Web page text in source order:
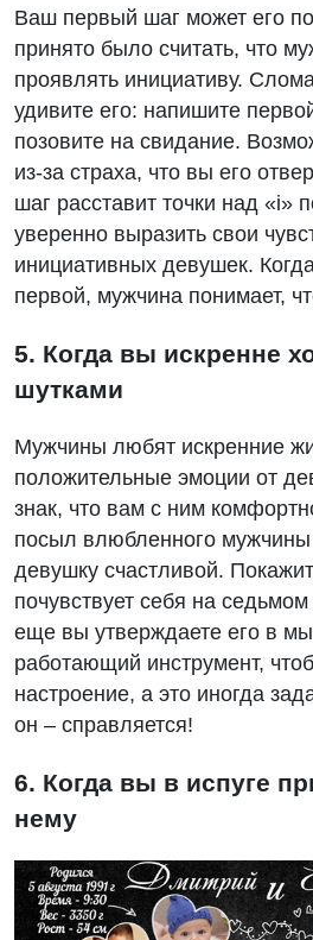
Ваш первый шаг может его
принято было считать, что
проявлять инициативу.
удивите его: напишите
позовите на свидание.
из-за страха, что вы его
шаг расставит точки над «i»
уверенно выразить свои
инициативных девушек.
первой, мужчина понимает,
5. Когда вы искренне
шутками
Мужчины любят искренние
положительные эмоции от
знак, что вам с ним
посыл влюбленного
девушку счастливой.
почувствует себя на
еще вы утверждаете его в
работающий инструмент,
настроение, а это иногда
он – справляется!
6. Когда вы в испуге
нему